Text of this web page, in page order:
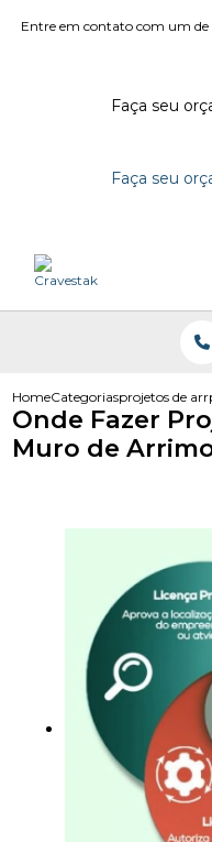
Entre em contato com um de
Faça seu
Faça seu
HomeCategoriasprojetos de
Onde Fazer
Muro de